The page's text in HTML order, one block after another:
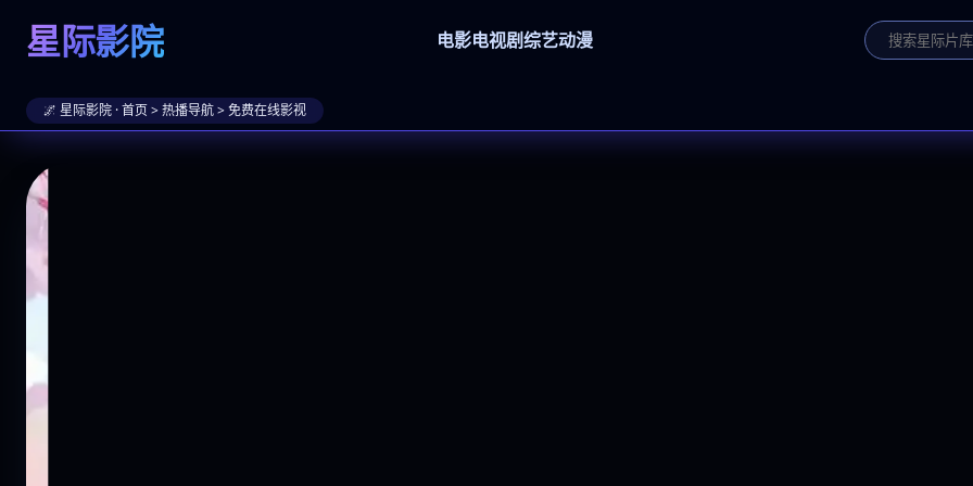
星际影院 电影电视剧综艺动漫
🌌 星际影院 · 首页 > 热播导航 > 免费在线影视